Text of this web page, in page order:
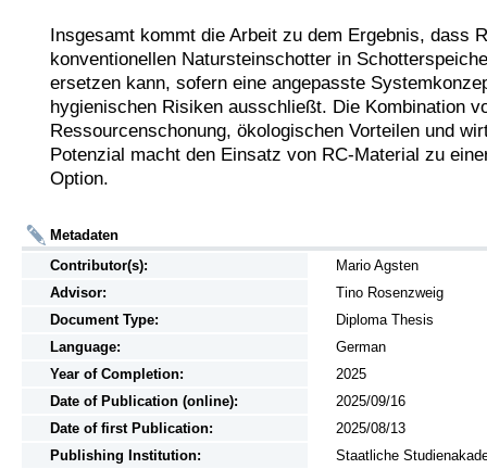
Insgesamt kommt die Arbeit zu dem Ergebnis, dass
konventionellen Natursteinschotter in
ersetzen kann, sofern eine angepasste
hygienischen Risiken ausschließt. Die Kombination
Ressourcenschonung, ökologischen Vorteilen und
Potenzial macht den Einsatz von RC-Material zu
Option.
Metadaten
Contributor(s):
Mario Agsten
Advisor:
Tino Rosenzweig
Document Type:
Diploma Thesis
Language:
German
Year of Completion:
2025
Date of Publication (online):
2025/09/16
Date of first Publication:
2025/08/13
Publishing Institution:
Staatliche